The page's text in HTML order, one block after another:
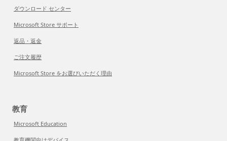
ダウンロード センター
Microsoft Store サポート
返品・返金
ご注文履歴
Microsoft Store をお選びいただく理由
教育
Microsoft Education